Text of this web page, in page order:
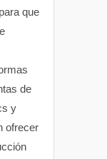
que
de
y
ofrecer